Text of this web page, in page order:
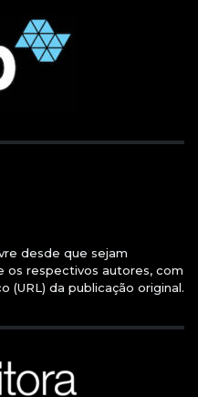
desde que sejam
os respectivos autores, com
(URL) da publicação original.